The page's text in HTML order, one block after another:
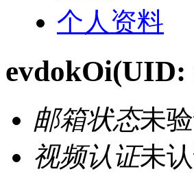
个人资料
evdokOi(UID:
邮箱状态未
视频认证未